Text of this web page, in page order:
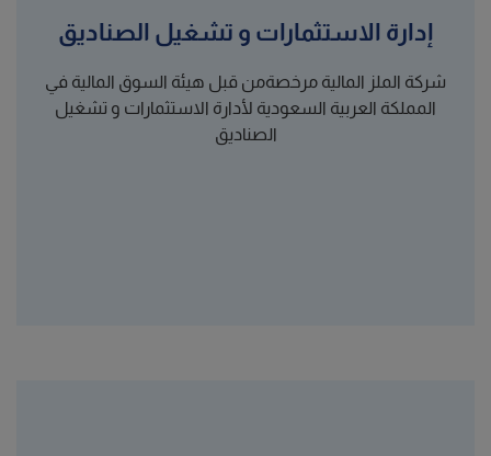
إدارة الاستثمارات و تشغيل الصناديق
شركة الملز المالية مرخصةمن قبل هيئة السوق المالية في
المملكة العربية السعودية لأدارة الاستثمارات و تشغيل
الصناديق